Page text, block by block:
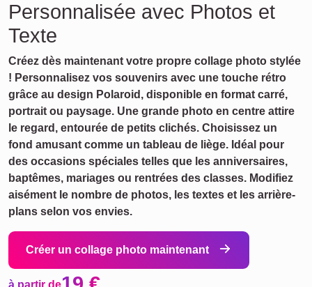
Personnalisée avec Photos et
Texte
Créez dès maintenant votre propre collage photo stylée
! Personnalisez vos souvenirs avec une touche rétro
grâce au design Polaroid, disponible en format carré,
portrait ou paysage. Une grande photo en centre attire
le regard, entourée de petits clichés. Choisissez un
fond amusant comme un tableau de liège. Idéal pour
des occasions spéciales telles que les anniversaires,
baptêmes, mariages ou rentrées des classes. Modifiez
aisément le nombre de photos, les textes et les arrière-
plans selon vos envies.
Créer un collage photo maintenant
à partir de